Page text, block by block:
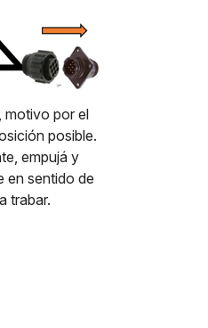
motivo por el
posible.
empujá y
en sentido de
trabar.